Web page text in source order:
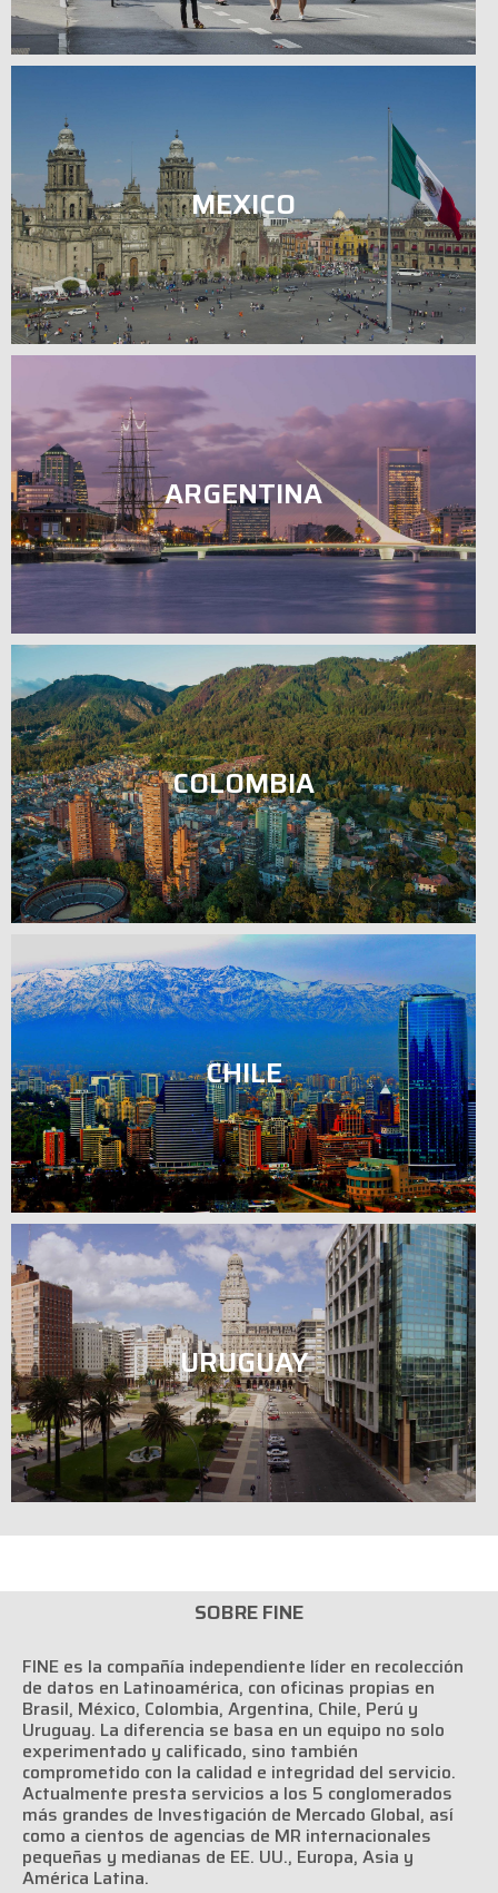
MEXICO
ARGENTINA
COLOMBIA
CHILE
URUGUAY
SOBRE FINE
FINE es la compañía independiente líder en recolección
de datos en Latinoamérica, con oficinas propias en
Brasil, México, Colombia, Argentina, Chile, Perú y
Uruguay. La diferencia se basa en un equipo no solo
experimentado y calificado, sino también
comprometido con la calidad e integridad del servicio.
Actualmente presta servicios a los 5 conglomerados
más grandes de Investigación de Mercado Global, así
como a cientos de agencias de MR internacionales
pequeñas y medianas de EE. UU., Europa, Asia y
América Latina.